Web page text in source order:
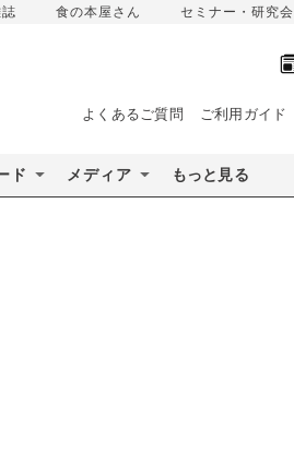
食の本屋さん セミナー・研究会
よくあるご質問 ご利用ガイド
ド メディア もっと見る